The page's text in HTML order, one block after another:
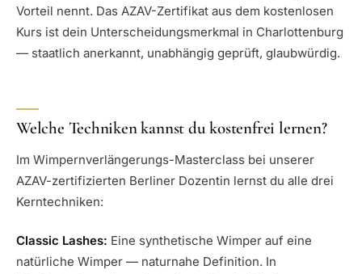
Vorteil nennt. Das AZAV-Zertifikat aus dem kostenlosen
Kurs ist dein Unterscheidungsmerkmal in Charlottenburg
— staatlich anerkannt, unabhängig geprüft, glaubwürdig.
Welche Techniken kannst du kostenfrei lernen?
Im Wimpernverlängerungs-Masterclass bei unserer
AZAV-zertifizierten Berliner Dozentin lernst du alle drei
Kerntechniken:
Classic Lashes: Eine synthetische Wimper auf eine
natürliche Wimper — naturnahe Definition. In